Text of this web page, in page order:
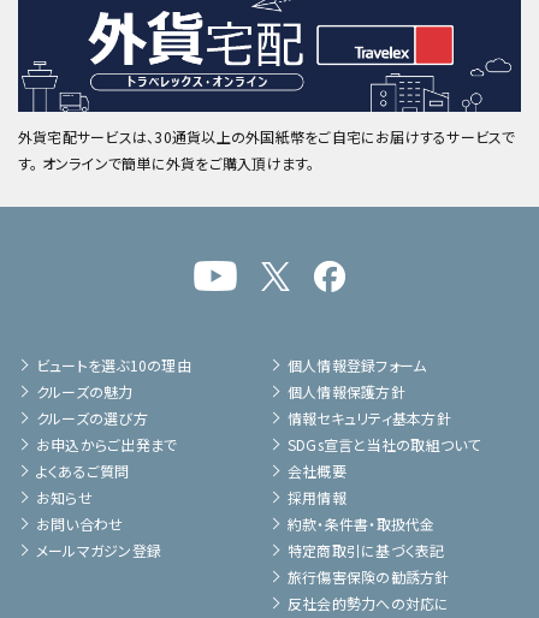
外貨宅配サービスは、30通貨以上の外国紙幣をご自宅にお届けするサービスで
す。 オンラインで簡単に外貨をご購入頂けます。
ビュートを選ぶ10の理由
クルーズの魅力
クルーズの選び方
お申込からご出発まで
よくあるご質問
お知らせ
お問い合わせ
メールマガジン登録
個人情報登録フォーム
個人情報保護方針
情報セキュリティ基本方針
SDGs宣言と当社の取組ついて
会社概要
採用情報
約款・条件書・取扱代金
特定商取引に基づく表記
旅行傷害保険の勧誘方針
反社会的勢力への対応に